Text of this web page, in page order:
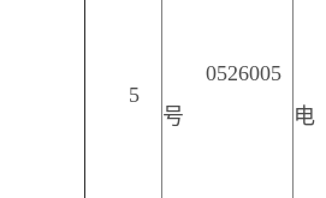
5
0526005
号
电